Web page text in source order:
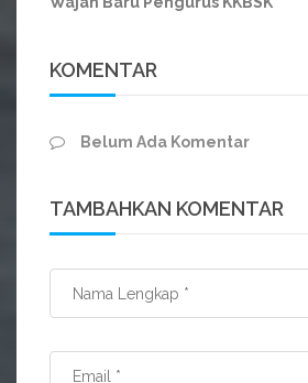
KOMENTAR
Belum Ada Komentar
TAMBAHKAN KOMENTAR